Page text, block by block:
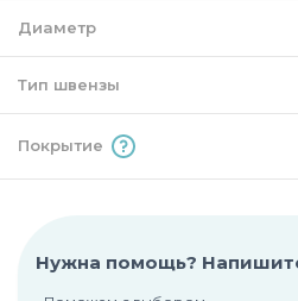
Диаметр
Тип швензы
Покрытие
Нужна помощь?